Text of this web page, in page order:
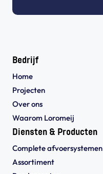
Bedrijf
Home
Projecten
Over ons
Waarom Loromeij
Diensten & Producten
Complete afvoersystemen
Assortiment